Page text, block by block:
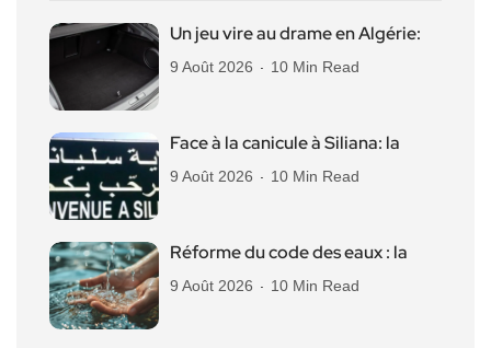
Un jeu vire au drame en Algérie:
9 Août 2026 10 Min Read
Face à la canicule à Siliana: la
9 Août 2026 10 Min Read
Réforme du code des eaux : la
9 Août 2026 10 Min Read